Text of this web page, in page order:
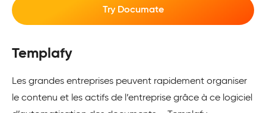
Try Documate
Templafy
Les grandes entreprises peuvent rapidement organiser
le contenu et les actifs de l’entreprise grâce à ce logiciel